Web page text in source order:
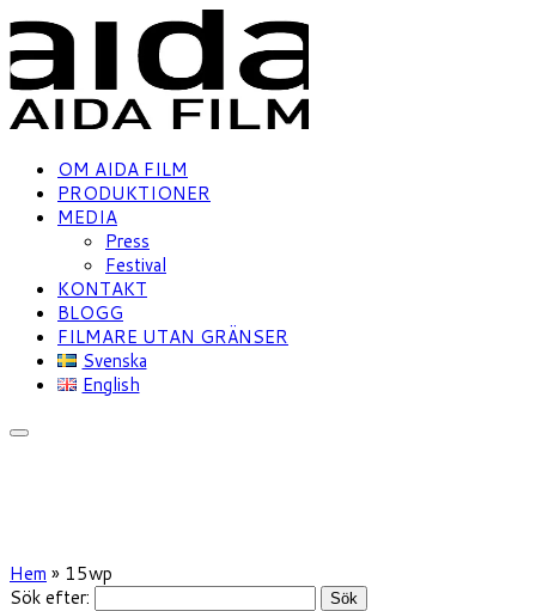
OM AIDA FILM
PRODUKTIONER
MEDIA
Press
Festival
KONTAKT
BLOGG
FILMARE UTAN GRÄNSER
Svenska
English
Hem » 15wp
Sök efter: